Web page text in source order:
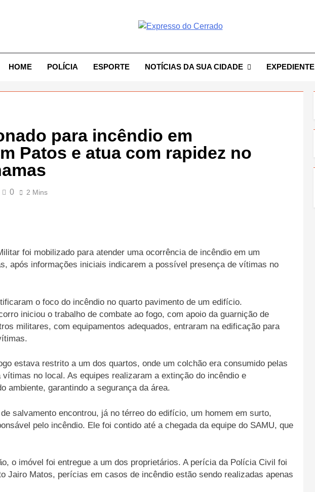
HOME POLÍCIA ESPORTE NOTÍCIAS DA SUA CIDADE EXPEDIENTE
para incêndio em
Patos e atua com rapidez no
0 2 Mins
foi mobilizado para atender uma ocorrência de incêndio em um
após informações iniciais indicarem a possível presença de vítimas no
o foco do incêndio no quarto pavimento de um edifício.
iniciou o trabalho de combate ao fogo, com apoio da guarnição de
militares, com equipamentos adequados, entraram na edificação para
estava restrito a um dos quartos, onde um colchão era consumido pelas
no local. As equipes realizaram a extinção do incêndio e
ambiente, garantindo a segurança da área.
salvamento encontrou, já no térreo do edifício, um homem em surto,
pelo incêndio. Ele foi contido até a chegada da equipe do SAMU, que
o imóvel foi entregue a um dos proprietários. A perícia da Polícia Civil foi
Jairo Matos, perícias em casos de incêndio estão sendo realizadas apenas